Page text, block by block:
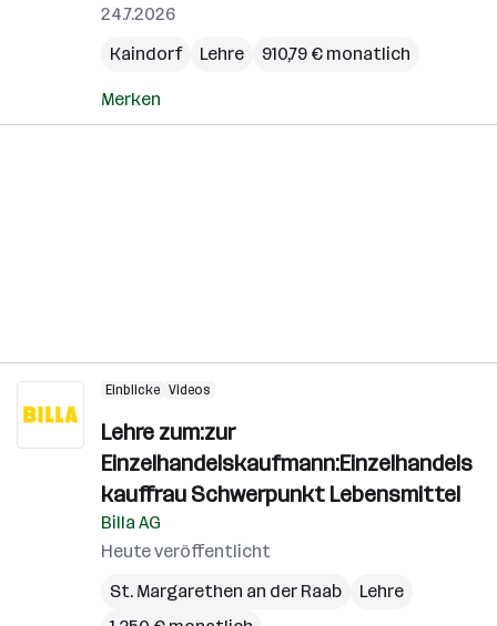
24.7.2026
Kaindorf
Lehre 910,79 € monatlich
Merken
Einblicke Videos
Lehre zum:zur
Einzelhandelskaufmann:Einzelhandels
kauffrau Schwerpunkt Lebensmittel
Billa AG
Heute veröffentlicht
St. Margarethen an der Raab
Lehre